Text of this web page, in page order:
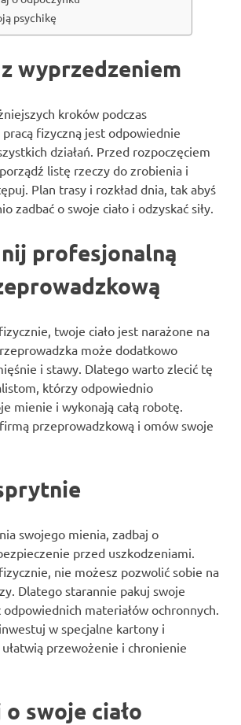
psychikę
wyprzedzeniem
kroków podczas
fizyczną jest odpowiednie
działań. Przed rozpoczęciem
listę rzeczy do zrobienia i
Plan trasy i rozkład dnia, tak abyś
zadbać o swoje ciało i odzyskać siły.
profesjonalną
twoje ciało jest narażone na
może dodatkowo
i stawy. Dlatego warto zlecić tę
którzy odpowiednio
mienie i wykonają całą robotę.
przeprowadzkową i omów swoje
swojego mienia, zadbaj o
przed uszkodzeniami.
nie możesz pozwolić sobie na
Dlatego starannie pakuj swoje
materiałów ochronnych.
w specjalne kartony i
przewożenie i chronienie
swoje ciało